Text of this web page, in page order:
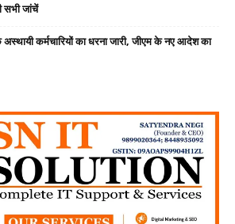
सभी जांचें
कर्मचारियों का धरना जारी, जीएम के नए आदेश का